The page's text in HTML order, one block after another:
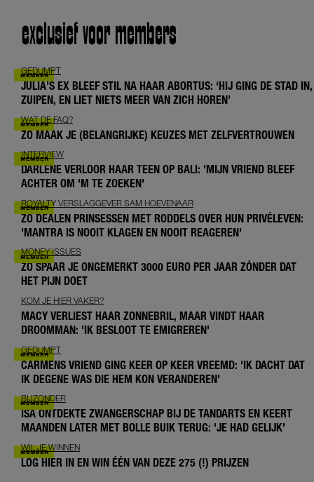
exclusief voor members
GEDUMPT
JULIA’S EX BLEEF STIL NA HAAR ABORTUS: ‘HIJ GING DE STAD IN,
ZUIPEN, EN LIET NIETS MEER VAN ZICH HOREN’
WAT DE FAQ?
ZO MAAK JE (BELANGRIJKE) KEUZES MET ZELFVERTROUWEN
INTERVIEW
DARLENE VERLOOR HAAR TEEN OP BALI: 'MIJN VRIEND BLEEF
ACHTER OM 'M TE ZOEKEN'
ROYALTY VERSLAGGEVER SAM HOEVENAAR
ZO DEALEN PRINSESSEN MET RODDELS OVER HUN PRIVÉLEVEN:
'MANTRA IS NOOIT KLAGEN EN NOOIT REAGEREN'
MONEY ISSUES
ZO SPAAR JE ONGEMERKT 3000 EURO PER JAAR ZÓNDER DAT
HET PIJN DOET
KOM JE HIER VAKER?
MACY VERLIEST HAAR ZONNEBRIL, MAAR VINDT HAAR
DROOMMAN: 'IK BESLOOT TE EMIGREREN'
GEDUMPT
CARMENS VRIEND GING KEER OP KEER VREEMD: 'IK DACHT DAT
IK DEGENE WAS DIE HEM KON VERANDEREN'
BIJZONDER
ISA ONTDEKTE ZWANGERSCHAP BIJ DE TANDARTS EN KEERT
MAANDEN LATER MET BOLLE BUIK TERUG: 'JE HAD GELIJK'
WIL JE WINNEN
LOG HIER IN EN WIN ÉÉN VAN DEZE 275 (!) PRIJZEN